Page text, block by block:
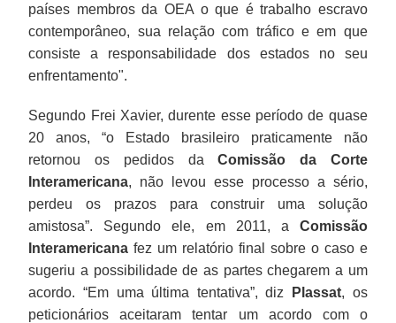
países membros da OEA o que é trabalho escravo
contemporâneo, sua relação com tráfico e em que
consiste a responsabilidade dos estados no seu
enfrentamento".
Segundo Frei Xavier, durente esse período de quase
20 anos, “o Estado brasileiro praticamente não
retornou os pedidos daComissão da Corte
Interamericana, não levou esse processo a sério,
perdeu os prazos para construir uma solução
amistosa”. Segundo ele, em 2011, a Comissão
Interamericana fez um relatório final sobre o caso e
sugeriu a possibilidade de as partes chegarem a um
acordo. “Em uma última tentativa”, diz
Plassat, os
peticionários aceitaram tentar um acordo com o